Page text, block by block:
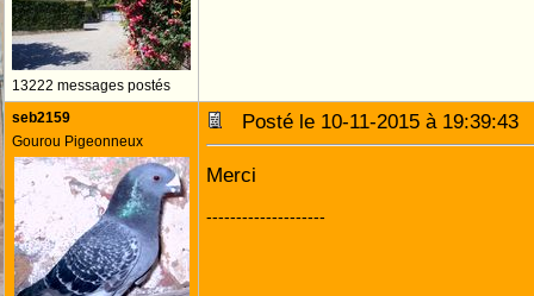
13222 messages postés
seb2159
Gourou Pigeonneux
Posté le 10-11-2015 à
Merci
--------------------